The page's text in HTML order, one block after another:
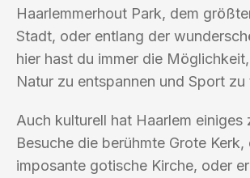
Haarlemmerhout Park, dem
Stadt, oder entlang der
hier hast du immer die
Natur zu entspannen und Sport zu
Auch kulturell hat Haarlem einiges
Besuche die berühmte Grote Kerk,
imposante gotische Kirche, oder